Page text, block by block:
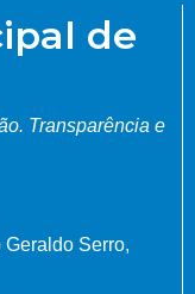
de
Transparência e
Serro,